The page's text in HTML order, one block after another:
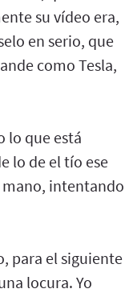
su vídeo era,
en serio, que
como Tesla,
lo que está
lo de el tío ese
mano, intentando
para el siguiente
locura. Yo